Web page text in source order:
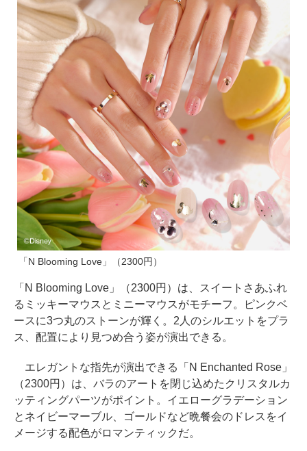
「N Blooming Love」（2300円）
「N Blooming Love」（2300円）は、スイートさあふれ
るミッキーマウスとミニーマウスがモチーフ。ピンクベ
ースに3つ丸のストーンが輝く。2人のシルエットをプラ
ス、配置により見つめ合う姿が演出できる。
エレガントな指先が演出できる「N Enchanted Rose」
（2300円）は、バラのアートを閉じ込めたクリスタルカ
ッティングパーツがポイント。イエローグラデーション
とネイビーマーブル、ゴールドなど晩餐会のドレスをイ
メージする配色がロマンティックだ。